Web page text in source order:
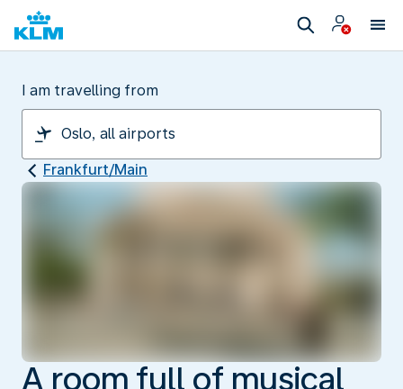
I am travelling from
Frankfurt/Main
A room full of musical